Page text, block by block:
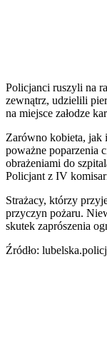
Policjanci ruszyli na
zewnątrz, udzielili
na miejsce załodze
Zarówno kobieta, jak
poważne poparzenia
obrażeniami do
Policjant z IV
Strażacy, którzy
przyczyn pożaru.
skutek zaprószenia
Źródło: